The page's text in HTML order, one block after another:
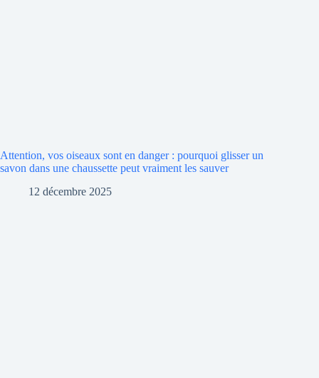
Attention, vos oiseaux sont en danger : pourquoi glisser un
savon dans une chaussette peut vraiment les sauver
12 décembre 2025